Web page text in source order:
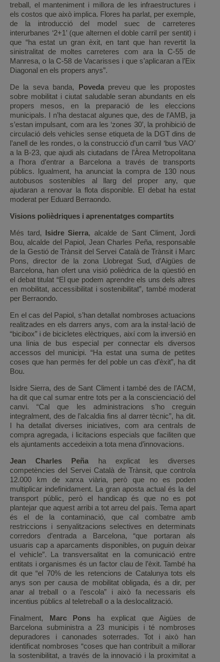
treball, el manteniment i millora de les infraestructures i
els costos que això implica. Flores ha parlat, per exemple,
de la introducció del model suec de carreteres
interurbanes ‘2+1’ (que alternen el doble carril per sentit) i
que “ha estat un gran èxit, en tant que han revertit la
sinistralitat de moltes carreteres com ara la C-55 de
Manresa, o la C-58 de Vacarisses i que s’aplicaran a l’Eix
Diagonal en els propers anys”.
De la seva banda, Povedapreveu que les propostes
sobre mobilitat i ciutat saludable seran abundants en els
propers mesos, en la preparació de les eleccions
municipals. I n’ha destacat algunes que, des de l’AMB, ja
s’estan impulsant, com ara les ‘zones 30’, la prohibició de
circulació dels vehicles sense etiqueta de la DGT dins de
l’anell de les rondes, o la construcció d’un carril ‘bus VAO’
a la B-23, que ajudi als ciutadans de l’Àrea Metropolitana
a l’hora d’entrar a Barcelona a través de transports
públics. Igualment, ha anunciat la compra de 130 nous
autobusos sostenibles al llarg del proper any, que
ajudaran a renovar la flota disponible. El debat ha estat
moderat per Eduard Berraondo.
Visions polièdriques i aprenentatges compartits
Més tard, Isidre Sierra, alcalde de Sant Climent, Jordi
Bou, alcalde del Papiol, Jean Charles Peña, responsable
de la Gestió de Trànsit del Servei Català de Trànsit i Marc
Pons, director de la zona Llobregat Sud, d’Aigües de
Barcelona, han ofert una visió polièdrica de la qüestió en
el debat titulat “El que podem aprendre els uns dels altres
en mobilitat, accessibilitat i sostenibilitat”, també moderat
per Berraondo.
En el cas del Papiol, s’han detallat nombroses actuacions
realitzades en els darrers anys, com ara la instal·lació de
“bicibox” i de bicicletes elèctriques, així com la inversió en
una línia de bus especial per connectar els diversos
accessos del municipi. “Ha estat una suma de petites
coses que han permès fer del poble un cas d’èxit”, ha dit
Bou.
Isidre Sierra, des de Sant Climent i també des de l’ACM,
ha dit que cal sumar entre tots per a la conscienciació del
canvi. “Cal que les administracions s’ho creguin
integralment, des de l’alcaldia fins al darrer tècnic”, ha dit.
I ha detallat diverses iniciatives, com ara centrals de
compra agregada, i licitacions especials que faciliten que
els ajuntaments accedeixin a tota mena d’innovacions.
Jean Charles Peña ha explicat les diverses
competències del Servei Català de Trànsit, que controla
12.000 km de xarxa viària, però que no es poden
multiplicar indefinidament. La gran aposta actual és la del
transport públic, però el handicap és que no es pot
plantejar que aquest arribi a tot arreu del país. Tema apart
és el de la contaminació, que cal combatre amb
restriccions i senyalitzacions selectives en determinats
corredors d’entrada a Barcelona, “que portaran als
usuaris cap a aparcaments disponibles, on puguin deixar
el vehicle”. La transversalitat en la comunicació entre
entitats i organismes és un factor clau de l’èxit. També ha
dit que “el 70% de les retencions de Catalunya tots els
anys son per causa de mobilitat obligada, és a dir, per
anar al treball o a l’escola” i això fa necessaris els
incentius públics al teletreball o a la deslocalització.
Finalment, Marc Pons ha explicat que Aigües de
Barcelona subministra a 23 municipis i té nombroses
depuradores i canonades soterrades. Tot i això han
identificat nombroses “coses que han contribuït a millorar
la sostenibilitat, a través de la innovació i la proximitat a